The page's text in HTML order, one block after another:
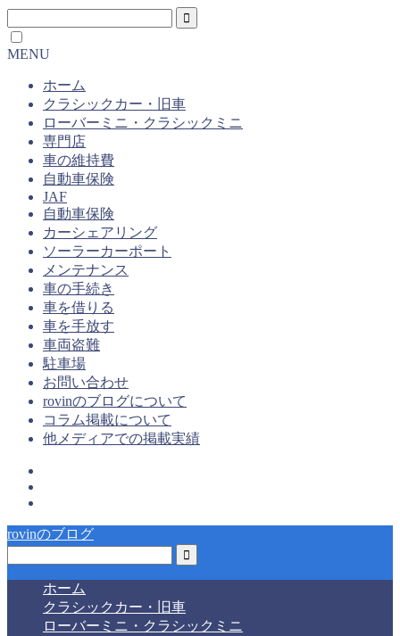
MENU
ホーム
クラシックカー・旧車
ローバーミニ・クラシックミニ
専門店
車の維持費
自動車保険
JAF
自動車保険
カーシェアリング
ソーラーカーポート
メンテナンス
車の手続き
車を借りる
車を手放す
車両盗難
駐車場
お問い合わせ
rovinのブログについて
コラム掲載について
他メディアでの掲載実績
rovinのブログ
ホーム
クラシックカー・旧車
ローバーミニ・クラシックミニ